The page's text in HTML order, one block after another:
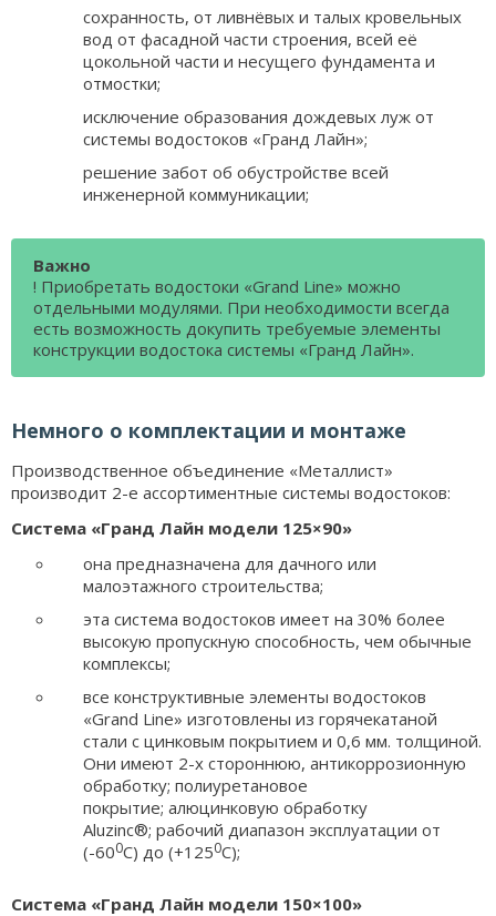
сохранность, от ливнёвых и талых кровельных
вод от фасадной части строения, всей её
цокольной части и несущего фундамента и
отмостки;
исключение образования дождевых луж от
системы водостоков «Гранд Лайн»;
решение забот об обустройстве всей
инженерной коммуникации;
Важно
! Приобретать водостоки «Grand Line» можно
отдельными модулями. При необходимости всегда
есть возможность докупить требуемые элементы
конструкции водостока системы «Гранд Лайн».
Немного о комплектации и монтаже
Производственное объединение «Металлист»
производит 2-е ассортиментные системы водостоков:
Система «Гранд Лайн модели 125×90»
она предназначена для дачного или
малоэтажного строительства;
эта система водостоков имеет на 30% более
высокую пропускную способность, чем обычные
комплексы;
все конструктивные элементы водостоков
«Grand Line» изготовлены из горячекатаной
стали с цинковым покрытием и 0,6 мм. толщиной.
Они имеют 2-х стороннюю, антикоррозионную
обработку; полиуретановое
покрытие; алюцинковую обработку
Aluzinc®; рабочий диапазон эксплуатации от
(-600С) до (+1250С);
Система «Гранд Лайн модели 150×100»